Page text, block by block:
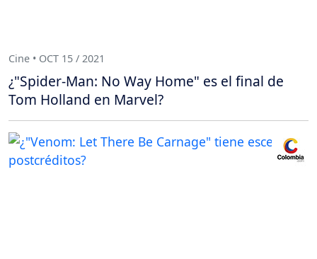
Cine • OCT 15 / 2021
¿"Spider-Man: No Way Home" es el final de
Tom Holland en Marvel?